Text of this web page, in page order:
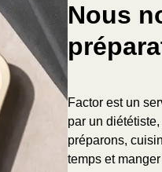
Nous
Factor est un
par un
préparons,
temps et